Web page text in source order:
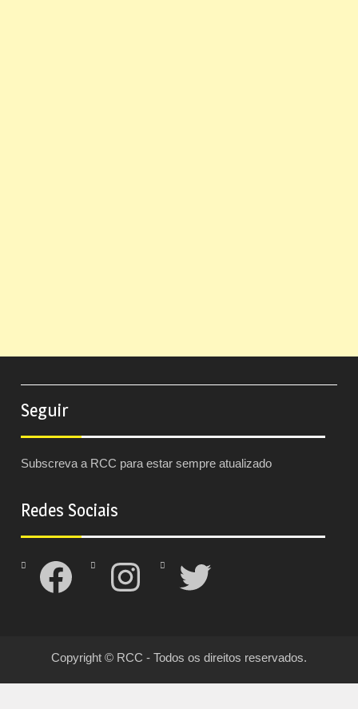
Seguir
Subscreva a RCC para estar sempre atualizado
Redes Sociais
Facebook Instagram Twitter
Copyright © RCC - Todos os direitos reservados.